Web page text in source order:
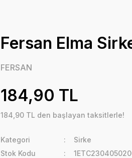
Fersan Elma
FERSAN
184,90 TL
184,90 TL den başlayan taksitlerle!
Kategori
Sirke
Stok Kodu